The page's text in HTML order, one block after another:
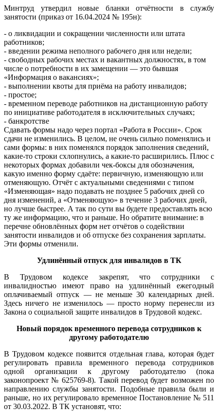
Минтруд утвердил новые бланки отчётности в службу
занятости (приказ от 16.04.2024 № 195н):
- о ликвидации и сокращении численности или штата
работников;
- введении режима неполного рабочего дня или недели;
- свободных рабочих местах и вакантных должностях, в том
числе о потребности в их замещении — это бывшая
«Информация о вакансиях»;
- выполнении квоты для приёма на работу инвалидов;
- простое;
- временном переводе работников на дистанционную работу
по инициативе работодателя в исключительных случаях;
- банкротстве
Сдавать формы надо через портал «Работа в России». Срок
сдачи не изменились. В целом, не очень сильно поменялись и
сами формы: в них поменялся порядок заполнения сведений,
какие-то строки схлопнулись, а какие-то расширились. Плюс с
некоторых формах добавили чек-боксы для обозначения,
какую именно форму сдаёте: первичную, изменяющую или
отменяющую. Отчёт с актуальными сведениями с типом
«Изменяющая» надо подавать не позднее 5 рабочих дней со
дня изменений, а «Отменяющую» в течение 3 рабочих дней,
но лучше быстрее. А так по сути вы будете предоставлять всю
ту же информацию, что и раньше. Но обратите внимание: в
перечне обновлённых форм нет отчётов о содействии
занятости инвалидов и об отпуске без сохранения зарплаты.
Эти формы отменили.
Удлинённый отпуск для инвалидов в ТК
В Трудовом кодексе закрепят, что сотрудники с
инвалидностью имеют право на удлинённый ежегодный
оплачиваемый отпуск — не меньше 30 календарных дней.
Здесь ничего не изменилось — просто норму перенесли из
Закона о социальной защите инвалидов в Трудовой кодекс.
Новый порядок временного перевода сотрудников к
другому работодателю
В Трудовом кодексе появится отдельная глава, которая будет
регулировать правила временного перевода сотрудников
одной организации к другому работодателю (пока
законопроект № 625769-8). Такой перевод будет возможен по
направлению службы занятости. Подобные правила были и
раньше, но их регулировало временное Постановление № 511
от 30.03.2022. В ТК установят, что: